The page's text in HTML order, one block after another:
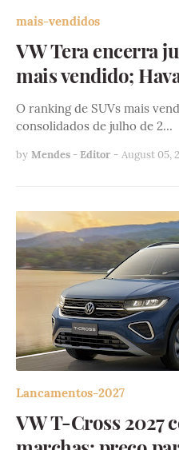
mais-vendidos
VW Tera encerra
mais vendido;
O ranking de SUVs mais
consolidados de julho de 2…
by Mendes - Editor - August 05,
Lancamentos-2027
VW T-Cross 2027